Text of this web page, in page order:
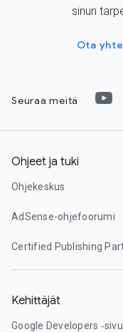
sinun
Ota
Seuraa meitä
Ohjeet ja tuki
Ohjekeskus
AdSense-ohjefoorumi
Certified Publishing
Kehittäjät
Google Developers